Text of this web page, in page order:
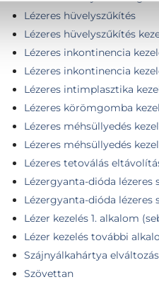
Lézeres hüvelyszűkítés
Lézeres hüvelyszűkítés
Lézeres inkontinencia
Lézeres inkontinencia
Lézeres intimplasztika
Lézeres körömgomba
Lézeres méhsüllyedés
Lézeres méhsüllyedés
Lézeres tetoválás
Lézergyanta-dióda lézeres
Lézergyanta-dióda lézeres
Lézer kezelés 1. alkalom
Lézer kezelés további
Szájnyálkahártya
Szövettan